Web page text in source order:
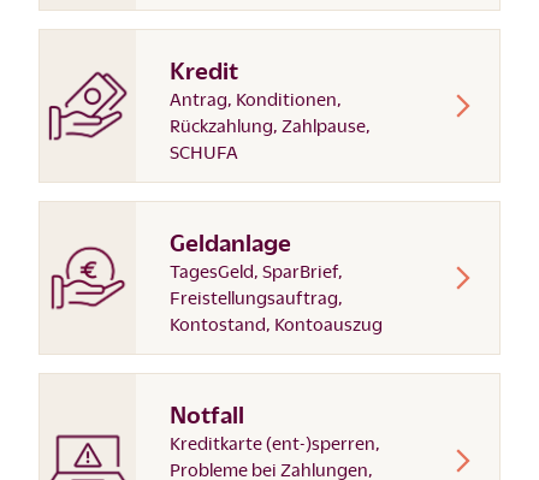
Kredit
Antrag, Konditionen,
Rückzahlung, Zahlpause,
SCHUFA
Geldanlage
TagesGeld, SparBrief,
Freistellungsauftrag,
Kontostand, Kontoauszug
Notfall
Kreditkarte (ent-)sperren,
Probleme bei Zahlungen,